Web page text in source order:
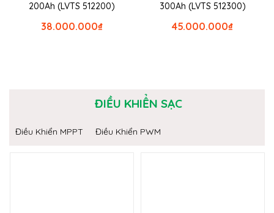
200Ah (LVTS 512200)
₫
38.000.000
300Ah (LVTS 512300)
₫
45.000.000
ĐIỀU KHIỂN SẠC
Điều Khiển MPPT Điều Khiển PWM